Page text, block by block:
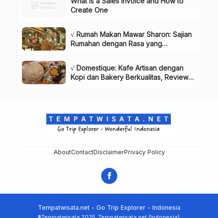
Create One
√ Rumah Makan Mawar Sharon: Sajian
Rumahan dengan Rasa yang
√ Domestique: Kafe Artisan dengan
Kopi dan Bakery Berkualitas, Review
AboutContactDisclaimerPrivacy Policy
Tempatwisata.net - Go Trip Explorer - Indonesia